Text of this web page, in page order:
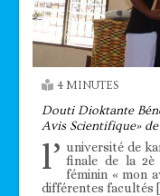
4 MINUTES
Douti Dioktante
Avis Scientifique»
l’ université de
finale de la 2è
féminin « mon
différentes facultés